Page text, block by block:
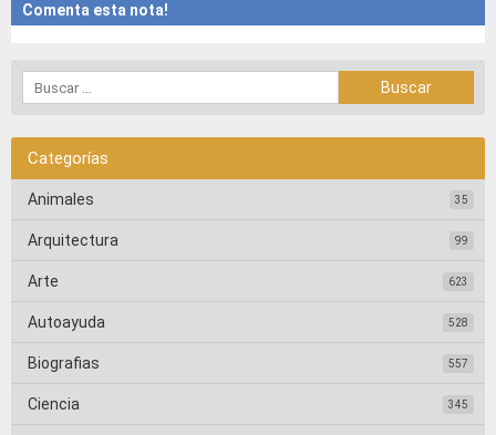
Comenta esta nota!
Categorías
Animales 35
Arquitectura 99
Arte 623
Autoayuda 528
Biografias 557
Ciencia 345